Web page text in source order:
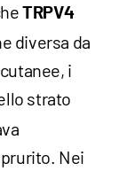
TRPV4
diversa da
i
strato
Nei